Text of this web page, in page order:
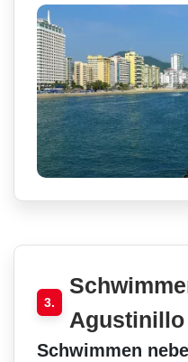
3.
Agustinillo
Schwimmen